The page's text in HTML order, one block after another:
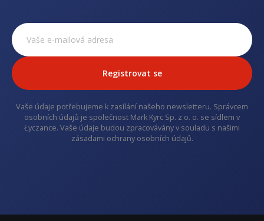
Registrovat se
Vaše údaje potřebujeme k zasílání našeho newsletteru. Správcem
osobních údajů je společnost Mark Kyrc Sp. z o. o. se sídlem v
Łyczance. Vaše údaje budou zpracovávány v souladu s našimi
zásadami ochrany osobních údajů.